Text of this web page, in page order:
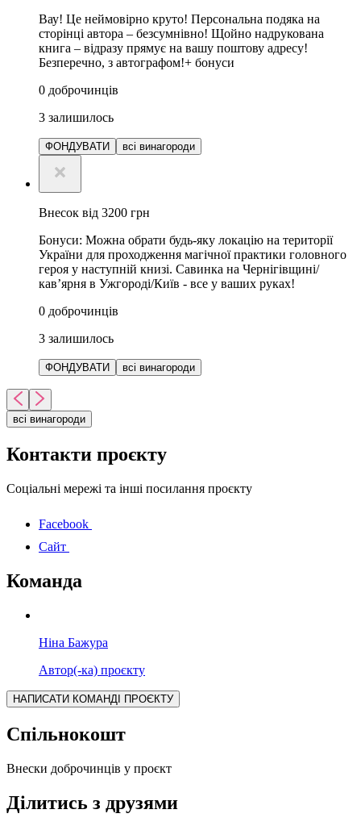
Вау! Це неймовірно круто! Персональна подяка на
сторінці автора – безсумнівно! Щойно надрукована
книга – відразу прямує на вашу поштову адресу!
Безперечно, з автографом!+ бонуси
0 доброчинців
3 залишилось
ФОНДУВАТИ всі винагороди
Внесок від 3200 грн
Бонуси: Можна обрати будь-яку локацію на території
України для проходження магічної практики головного
героя у наступній книзі. Савинка на Чернігівщині/
кав’ярня в Ужгороді/Київ - все у ваших руках!
0 доброчинців
3 залишилось
ФОНДУВАТИ всі винагороди
всі винагороди
Контакти проєкту
Соціальні мережі та інші посилання проєкту
Facebook
Сайт
Команда
Ніна Бажура
Автор(-ка) проєкту
НАПИСАТИ КОМАНДІ ПРОЄКТУ
Спільнокошт
Внески доброчинців у проєкт
Ділитись з друзями